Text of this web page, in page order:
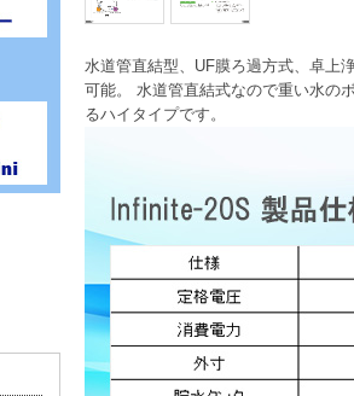
水道管直結型、UF膜ろ過方式、卓上
可能。 水道管直結式なので重い水の
るハイタイプです。